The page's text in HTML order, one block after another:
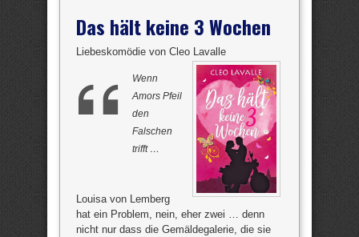
Das hält keine 3 Wochen
Liebeskomödie von Cleo Lavalle
Wenn
Amors Pfeil
den
Falschen
trifft …
Louisa von Lemberg
hat ein Problem, nein, eher zwei … denn
nicht nur dass die Gemäldegalerie, die sie